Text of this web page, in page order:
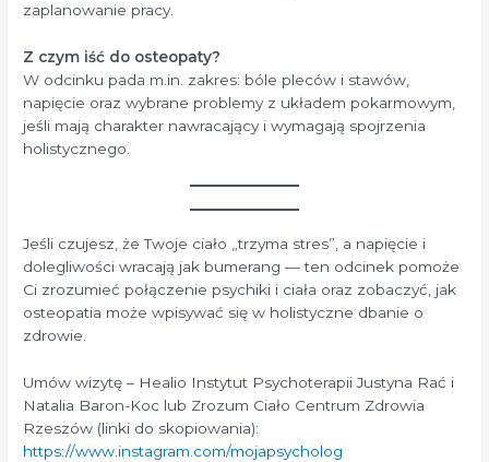
zaplanowanie pracy.
Z czym iść do osteopaty?
W odcinku pada m.in. zakres: bóle pleców i stawów,
napięcie oraz wybrane problemy z układem pokarmowym,
jeśli mają charakter nawracający i wymagają spojrzenia
holistycznego.
Jeśli czujesz, że Twoje ciało „trzyma stres”, a napięcie i
dolegliwości wracają jak bumerang — ten odcinek pomoże
Ci zrozumieć połączenie psychiki i ciała oraz zobaczyć, jak
osteopatia może wpisywać się w holistyczne dbanie o
zdrowie.
Umów wizytę – Healio Instytut Psychoterapii Justyna Rać i
Natalia Baron-Koc lub Zrozum Ciało Centrum Zdrowia
Rzeszów (linki do skopiowania):
https://www.instagram.com/mojapsycholog